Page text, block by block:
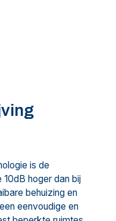
is de
hoger dan bij
behuizing en
eenvoudige en